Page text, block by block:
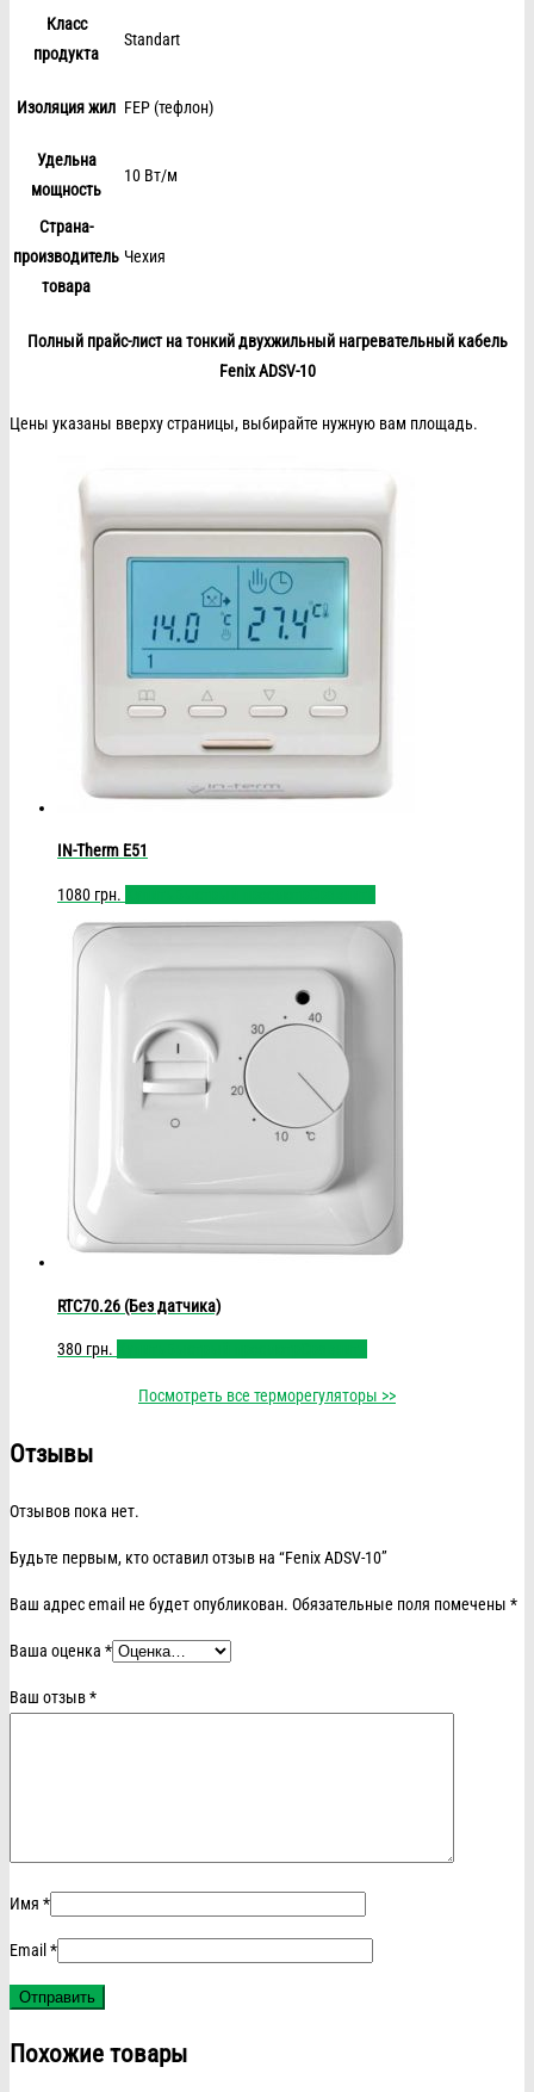
Класс
продукта
Standart
Изоляция жил FEP (тефлон)
Удельна
мощность
10 Вт/м
Страна-
производитель
товара
Чехия
Полный прайс-лист на тонкий двухжильный нагревательный кабель
Fenix ADSV-10
Цены указаны вверху страницы, выбирайте нужную вам площадь.
IN-Therm E51
1080 грн.
RTC70.26 (Без датчика)
380 грн.
Посмотреть все терморегуляторы >>
Отзывы
Отзывов пока нет.
Будьте первым, кто оставил отзыв на “Fenix ADSV-10”
Ваш адрес email не будет опубликован. Обязательные поля помечены *
Ваша оценка *
Ваш отзыв*
Имя *
Email *
Похожие товары